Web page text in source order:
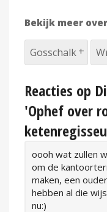
Bekijk meer
Gosschalk
Reacties op
'Ophef over
oooh wat zullen
om de
maken, een
hebben al die
nu:)